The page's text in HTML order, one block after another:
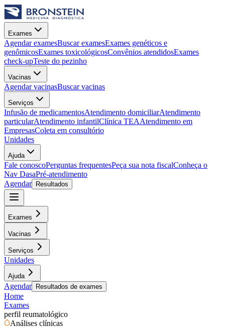
Exames
Agendar examesBuscar examesExames genéticos e
genômicosExames toxicológicosConvênios atendidosExames
check-upTeste do pezinho
Vacinas
Agendar vacinasBuscar vacinas
Serviços
Infusão de medicamentosAtendimento domiciliarAtendimento
particularAtendimento infantilClínica TEAAtendimento em
EmpresasColeta em consultório
Unidades
Ajuda
Fale conoscoPerguntas frequentesPeça sua nota fiscalConheça o
Nav DasaPré-atendimento
Agendar
Resultados
Exames
Vacinas
Serviços
Unidades
Ajuda
Agendar Resultados de exames
Home
Exames
perfil reumatológico
Análises clínicas